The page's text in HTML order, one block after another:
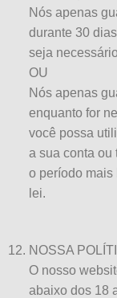
Nós apenas
durante 30
seja
OU
Nós apenas
enquanto for
você possa
a sua conta ou
o período mais
lei.
NOSSA
O nosso
abaixo dos 18